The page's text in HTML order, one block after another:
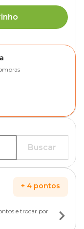
Buscar
+ 4 pontos
e trocar por